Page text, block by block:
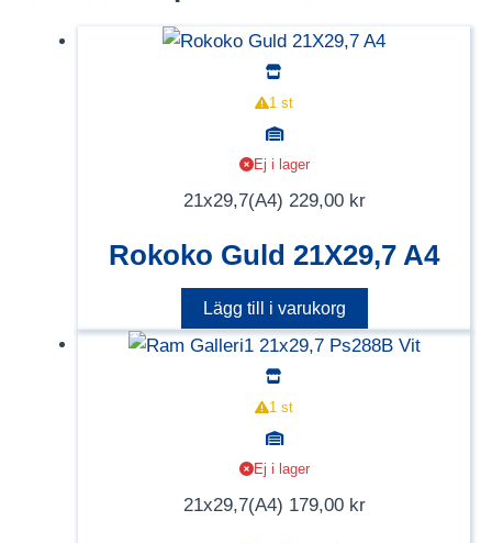
1 st
Ej i lager
21x29,7(A4) 229,00 kr
Rokoko Guld 21X29,7 A4
Lägg till i varukorg
1 st
Ej i lager
21x29,7(A4) 179,00 kr